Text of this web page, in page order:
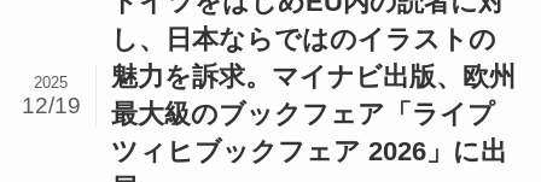
し、日本ならではのイラストの
魅力を訴求。マイナビ出版、欧州
最大級のブックフェア「ライプ
ツィヒブックフェア 2026」に出
2025
12/19